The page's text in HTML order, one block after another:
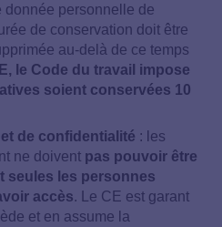
donnée personnelle de
de conservation doit être
au-delà de ce temps
le Code du travail impose
soient conservées 10
de confidentialité : les
ne doivent pas pouvoir être
seules les personnes
accès. Le CE est garant
et en assume la